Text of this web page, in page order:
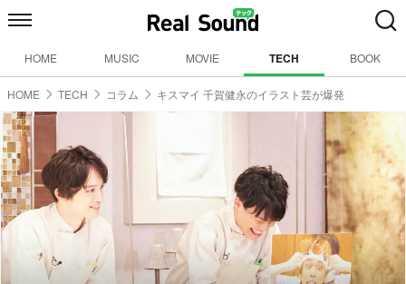
HOME MUSIC MOVIE TECH BOOK
HOME TECH コラム キスマイ 千賀健永のイラスト芸が爆発